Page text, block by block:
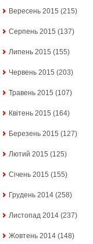
Вересень 2015 (215)
Серпень 2015 (137)
Липень 2015 (155)
Червень 2015 (203)
Травень 2015 (107)
Квітень 2015 (164)
Березень 2015 (127)
Лютий 2015 (125)
Січень 2015 (155)
Грудень 2014 (258)
Листопад 2014 (237)
Жовтень 2014 (148)